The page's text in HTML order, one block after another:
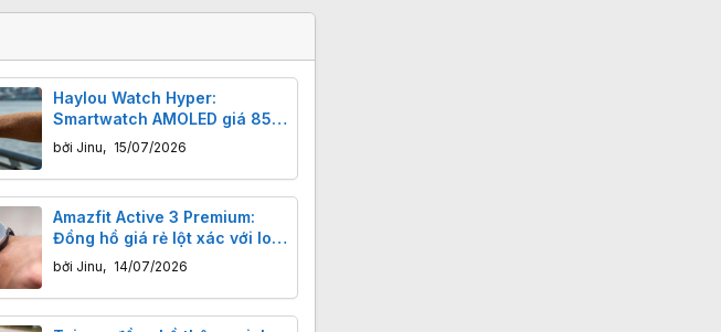
Haylou Watch Hyper:
Smartwatch AMOLED giá 85
USD, pin 18 ngày, bản đồ
ngoại tuyến
bởi Jinu, 15/07/2026
Amazfit Active 3 Premium:
Đồng hồ giá rẻ lột xác với loạt
tính năng cao cấp sau cập
bởi Jinu, 14/07/2026